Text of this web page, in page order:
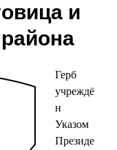
и
Герб
учреждё
н
Указом
Президе